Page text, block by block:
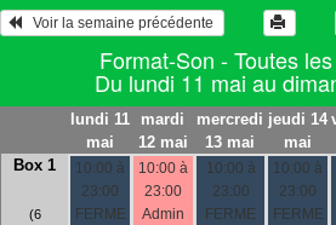
Format-Son - Toutes
Du lundi 11 mai au
lundi 11
mai
mardi
12 mai
mercredi
13 mai
jeudi 14
mai
Box 1
(6
10:00 à
23:00
FERME
10:00 à
23:00
Admin
10:00 à
23:00
FERME
10:00 à
23:00
FERME